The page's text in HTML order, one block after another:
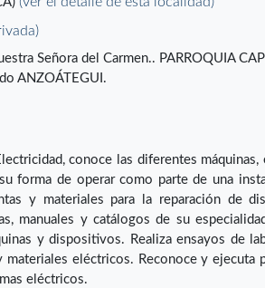
Señora del Carmen.. PARROQUIA
ANZOÁTEGUI.
conoce las diferentes máquinas,
forma de operar como parte de una
y materiales para la reparación de
manuales y catálogos de su
y dispositivos. Realiza ensayos de
eléctricos. Reconoce y ejecuta
eléctricos.